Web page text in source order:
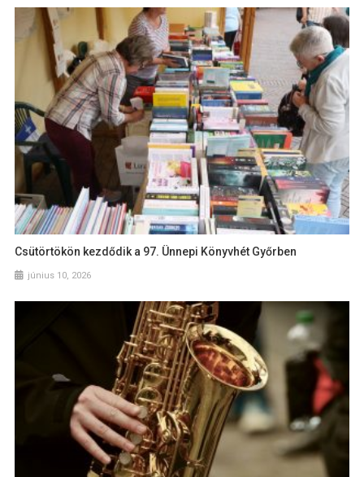
Csütörtökön kezdődik a 97. Ünnepi Könyvhét Győrben
június 10, 2026